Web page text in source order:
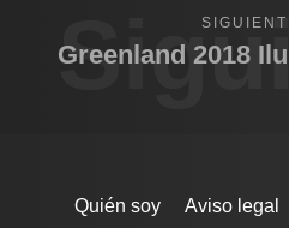
Quién soy Aviso legal